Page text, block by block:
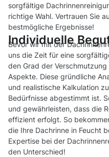
sorgfältige
richtige Wahl. Vertrauen Sie
bestmögliche Ergebnisse!
Individuelle
Bevor wir mit der
uns die Zeit für eine
den Grad der
Aspekte. Diese gründliche
und realistische Kalkulation
Bedürfnisse abgestimmt ist.
und gewährleisten, dass die
effizient erfolgt. So
die Ihre Dachrinne in Feucht
Expertise bei der
den Unterschied!